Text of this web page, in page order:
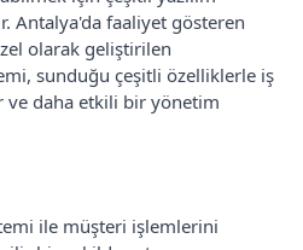
Antalya'da faaliyet gösteren
olarak geliştirilen
sunduğu çeşitli özelliklerle iş
ve daha etkili bir yönetim
ile müşteri işlemlerini